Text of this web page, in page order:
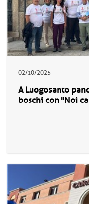
02/10/2025
A Luogosanto
boschi con "Noi